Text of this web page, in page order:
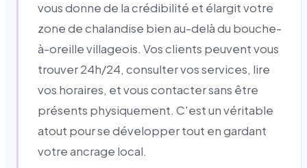
vous donne de la crédibilité et élargit votre
zone de chalandise bien au-delà du bouche-
à-oreille villageois. Vos clients peuvent vous
trouver 24h/24, consulter vos services, lire
vos horaires, et vous contacter sans être
présents physiquement. C'est un véritable
atout pour se développer tout en gardant
votre ancrage local.